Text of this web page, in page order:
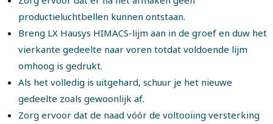
productieluchtbellen kunnen ontstaan.
Breng LX Hausys HIMACS-lijm aan in de groef en duw het
vierkante gedeelte naar voren totdat voldoende lijm
omhoog is gedrukt.
Als het volledig is uitgehard, schuur je het nieuwe
gedeelte zoals gewoonlijk af.
Zorg ervoor dat de naad vóór de voltooiing versterking